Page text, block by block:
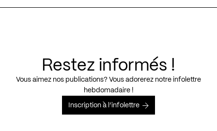
Restez informés !
Vous aimez nos publications? Vous adorerez notre infolettre
hebdomadaire !
Inscription à l’infolettre